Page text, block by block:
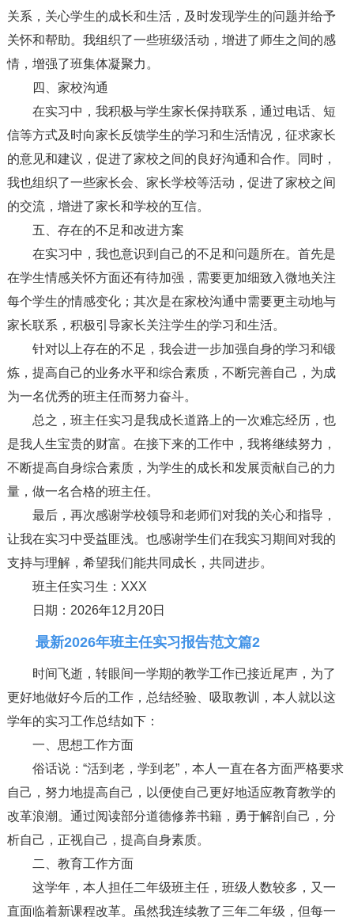
关系，关心学生的成长和生活，及时发现学生的问题并给予
关怀和帮助。我组织了一些班级活动，增进了师生之间的感
情，增强了班集体凝聚力。
四、家校沟通
在实习中，我积极与学生家长保持联系，通过电话、短
信等方式及时向家长反馈学生的学习和生活情况，征求家长
的意见和建议，促进了家校之间的良好沟通和合作。同时，
我也组织了一些家长会、家长学校等活动，促进了家校之间
的交流，增进了家长和学校的互信。
五、存在的不足和改进方案
在实习中，我也意识到自己的不足和问题所在。首先是
在学生情感关怀方面还有待加强，需要更加细致入微地关注
每个学生的情感变化；其次是在家校沟通中需要更主动地与
家长联系，积极引导家长关注学生的学习和生活。
针对以上存在的不足，我会进一步加强自身的学习和锻
炼，提高自己的业务水平和综合素质，不断完善自己，为成
为一名优秀的班主任而努力奋斗。
总之，班主任实习是我成长道路上的一次难忘经历，也
是我人生宝贵的财富。在接下来的工作中，我将继续努力，
不断提高自身综合素质，为学生的成长和发展贡献自己的力
量，做一名合格的班主任。
最后，再次感谢学校领导和老师们对我的关心和指导，
让我在实习中受益匪浅。也感谢学生们在我实习期间对我的
支持与理解，希望我们能共同成长，共同进步。
班主任实习生：XXX
日期：2026年12月20日
最新2026年班主任实习报告范文篇2
时间飞逝，转眼间一学期的教学工作已接近尾声，为了
更好地做好今后的工作，总结经验、吸取教训，本人就以这
学年的实习工作总结如下：
一、思想工作方面
俗话说：“活到老，学到老”，本人一直在各方面严格要求
自己，努力地提高自己，以便使自己更好地适应教育教学的
改革浪潮。通过阅读部分道德修养书籍，勇于解剖自己，分
析自己，正视自己，提高自身素质。
二、教育工作方面
这学年，本人担任二年级班主任，班级人数较多，又一
直面临着新课程改革。虽然我连续教了三年二年级，但每一